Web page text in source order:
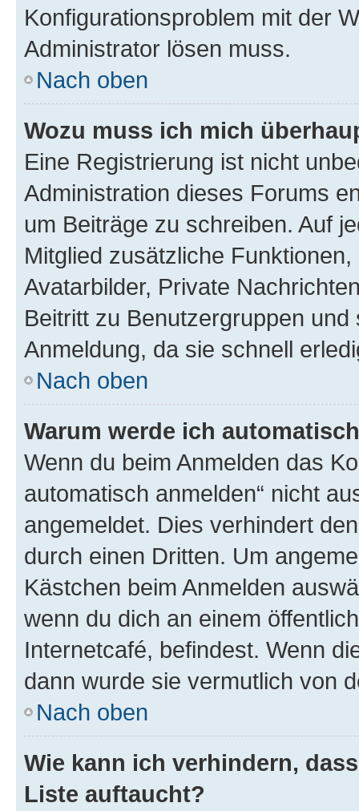
Konfigurationsproblem mit der
Administrator lösen muss.
Nach oben
Wozu muss ich mich
Eine Registrierung ist nicht
Administration dieses Forums
um Beiträge zu schreiben. Auf
Mitglied zusätzliche
Avatarbilder, Private
Beitritt zu Benutzergruppen
Anmeldung, da sie schnell
Nach oben
Warum werde ich
Wenn du beim Anmelden das
automatisch anmelden“ nicht
angemeldet. Dies verhindert
durch einen Dritten. Um
Kästchen beim Anmelden
wenn du dich an einem
Internetcafé, befindest. Wenn
dann wurde sie vermutlich von
Nach oben
Wie kann ich verhindern,
Liste auftaucht?